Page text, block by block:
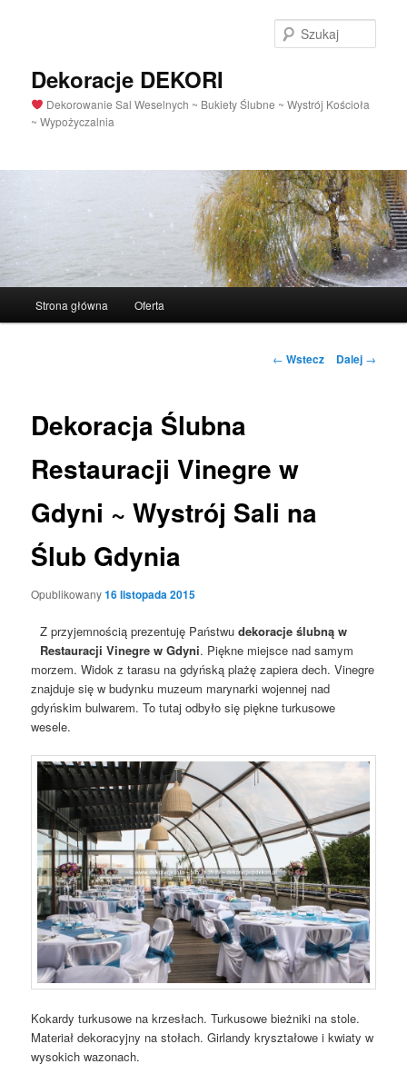
Dekoracje DEKORI
Dekorowanie Sal Weselnych ~ Bukiety Ślubne ~ Wystrój Kościoła
~ Wypożyczalnia
główne
Przeskocz
Strona główna Oferta
Nawigacja
← Wstecz Dalej →
Dekoracja Ślubna
Restauracji Vinegre w
Gdyni ~ Wystrój Sali na
Ślub Gdynia
Opublikowany16 listopada 2015
Z przyjemnością prezentuję Państwudekoracje ślubną w
Restauracji Vinegre w Gdyni. Piękne miejsce nad samym
morzem. Widok z tarasu na gdyńską plażę zapiera dech. Vinegre
znajduje się w budynku muzeum marynarki wojennej nad
gdyńskim bulwarem. To tutaj odbyło się piękne turkusowe
wesele.
Kokardy turkusowe na krzesłach. Turkusowe bieżniki na stole.
Materiał dekoracyjny na stołach. Girlandy kryształowe i kwiaty w
wysokich wazonach.